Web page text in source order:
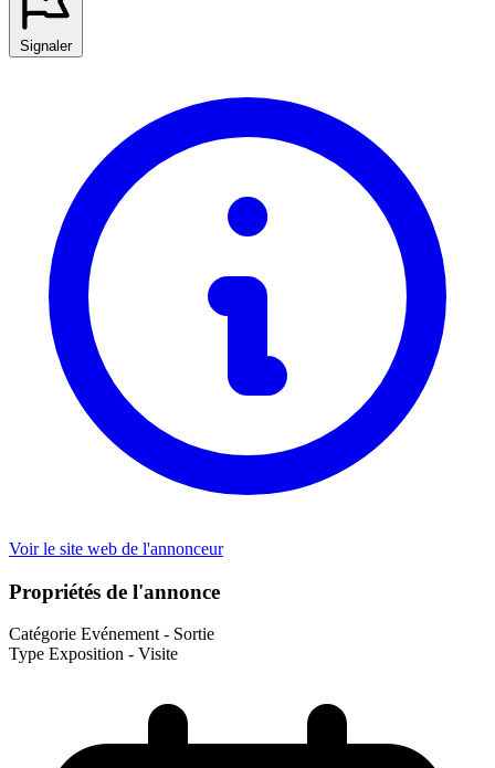
Signaler
Voir le site web de l'annonceur
Propriétés de l'annonce
Catégorie Evénement - Sortie
Type Exposition - Visite